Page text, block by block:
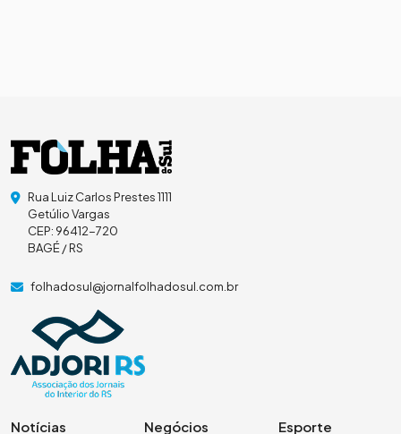
Rua Luiz Carlos Prestes 1111
Getúlio Vargas
CEP: 96412-720
BAGÉ / RS
folhadosul@jornalfolhadosul.com.br
Notícias Negócios Esporte